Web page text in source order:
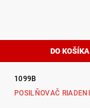
1099B
POSILŇOVAČ